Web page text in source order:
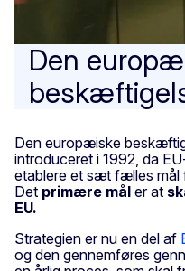
Den
Den europæiske
introduceret i 1992, da
etablere et sæt fælles mål
Det primære mål er at
EU.
Strategien er nu en del af
og den gennemføres